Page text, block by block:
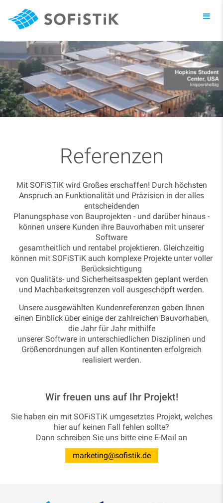
Referenzen
Mit SOFiSTiK wird Großes erschaffen! Durch höchsten
Anspruch an Funktionalität und Präzision in der alles
entscheidenden
Planungsphase von Bauprojekten - und darüber hinaus -
können unsere Kunden ihre Bauvorhaben mit unserer
Software
gesamtheitlich und rentabel projektieren. Gleichzeitig
können mit SOFiSTiK auch komplexe Projekte unter voller
Berücksichtigung
von Qualitäts- und Sicherheitsaspekten geplant werden
und Machbarkeitsgrenzen voll ausgeschöpft werden.
Unsere ausgewählten Kundenreferenzen geben Ihnen
einen Einblick über einige der zahlreichen Bauvorhaben,
die Jahr für Jahr mithilfe
unserer Software in unterschiedlichen Disziplinen und
Größenordnungen auf allen Kontinenten erfolgreich
realisiert werden.
Wir freuen uns auf Ihr Projekt!
Sie haben ein mit SOFiSTiK umgesetztes Projekt, welches
hier auf keinen Fall fehlen sollte?
Dann schreiben Sie uns bitte eine E-Mail an
marketing@sofistik.de